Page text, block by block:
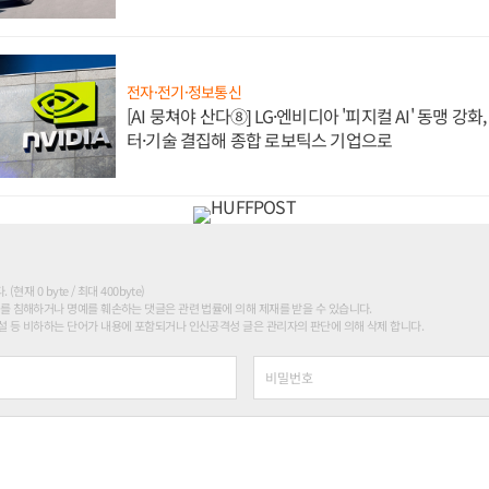
전자·전기·정보통신
[AI 뭉쳐야 산다⑧] LG·엔비디아 '피지컬 AI' 동맹 강화,
터·기술 결집해 종합 로보틱스 기업으로
. (현재 0 byte / 최대 400byte)
침해하거나 명예를 훼손하는 댓글은 관련 법률에 의해 제재를 받을 수 있습니다.
등 비하하는 단어가 내용에 포함되거나 인신공격성 글은 관리자의 판단에 의해 삭제 합니다.